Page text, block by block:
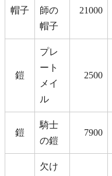
帽子
師の
帽子
21000
鎧
プレ
ート
メイ
ル
2500
鎧
騎士
の鎧
7900
欠け